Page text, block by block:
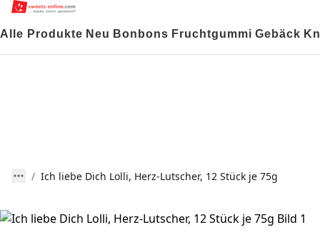
Alle Produkte Neu Bonbons Fruchtgummi Gebäck
Ich liebe Dich Lolli, Herz-Lutscher, 12 Stück je 75g